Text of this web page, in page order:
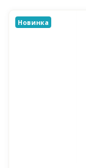
Новинка